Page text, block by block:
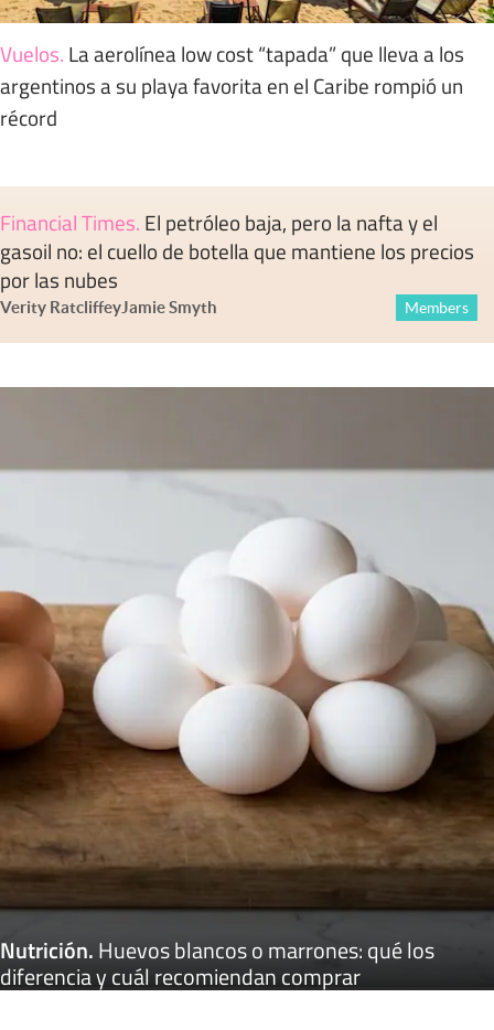
Vuelos. La aerolínea low cost “tapada” que lleva a los
argentinos a su playa favorita en el Caribe rompió un
récord
Financial Times. El petróleo baja, pero la nafta y el
gasoil no: el cuello de botella que mantiene los precios
por las nubes
Verity RatcliffeyJamie Smyth Members
Nutrición.Huevos blancos o marrones: qué los
diferencia y cuál recomiendan comprar